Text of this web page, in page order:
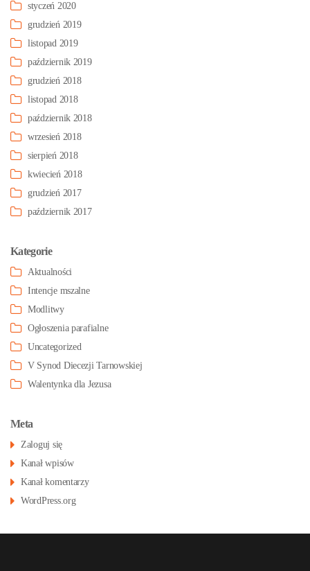
styczeń 2020
grudzień 2019
listopad 2019
październik 2019
grudzień 2018
listopad 2018
październik 2018
wrzesień 2018
sierpień 2018
kwiecień 2018
grudzień 2017
październik 2017
Kategorie
Aktualności
Intencje mszalne
Modlitwy
Ogłoszenia parafialne
Uncategorized
V Synod Diecezji Tarnowskiej
Walentynka dla Jezusa
Meta
Zaloguj się
Kanał wpisów
Kanał komentarzy
WordPress.org